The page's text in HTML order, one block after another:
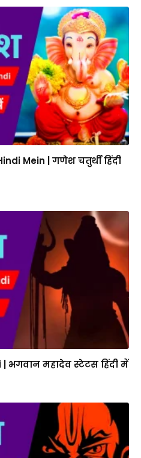
Mein | गणेश चतुर्थी हिंदी
भगवान महादेव स्टेटस हिंदी में